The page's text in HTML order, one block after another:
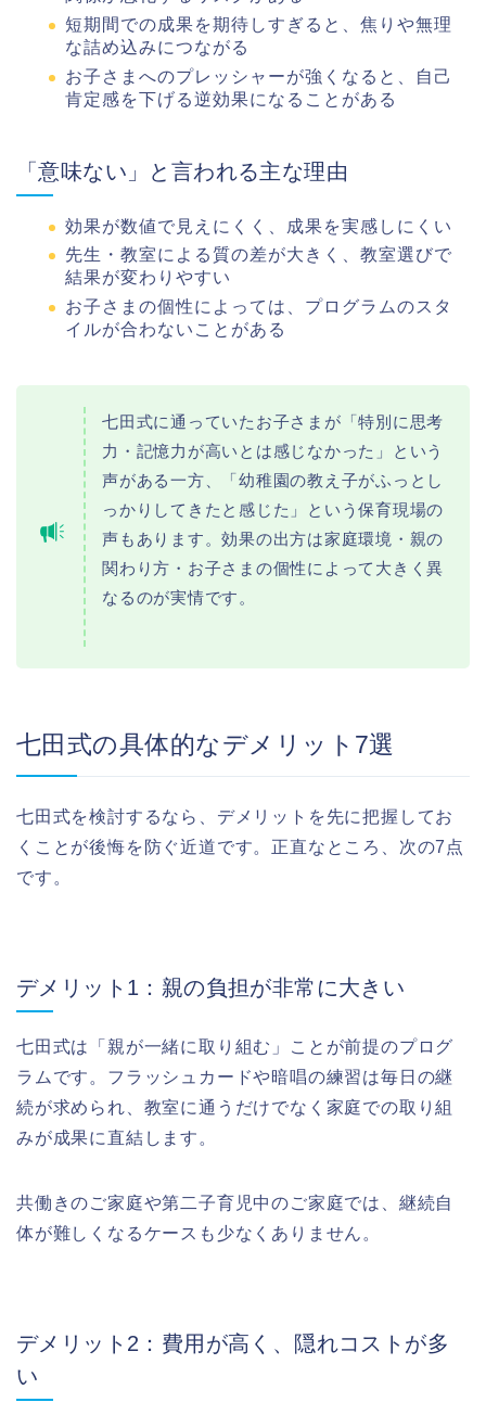
短期間での成果を期待しすぎると、焦りや無理
な詰め込みにつながる
お子さまへのプレッシャーが強くなると、自己
肯定感を下げる逆効果になることがある
「意味ない」と言われる主な理由
効果が数値で見えにくく、成果を実感しにくい
先生・教室による質の差が大きく、教室選びで
結果が変わりやすい
お子さまの個性によっては、プログラムのスタ
イルが合わないことがある
七田式に通っていたお子さまが「特別に思考
力・記憶力が高いとは感じなかった」という
声がある一方、「幼稚園の教え子がふっとし
っかりしてきたと感じた」という保育現場の
声もあります。効果の出方は家庭環境・親の
関わり方・お子さまの個性によって大きく異
なるのが実情です。
七田式の具体的なデメリット7選
七田式を検討するなら、デメリットを先に把握してお
くことが後悔を防ぐ近道です。正直なところ、次の7点
です。
デメリット1：親の負担が非常に大きい
七田式は「親が一緒に取り組む」ことが前提のプログ
ラムです。フラッシュカードや暗唱の練習は毎日の継
続が求められ、教室に通うだけでなく家庭での取り組
みが成果に直結します。
共働きのご家庭や第二子育児中のご家庭では、継続自
体が難しくなるケースも少なくありません。
デメリット2：費用が高く、隠れコストが多
い